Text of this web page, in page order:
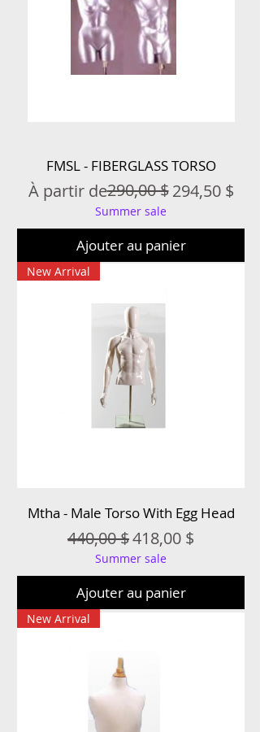
FMSL - FIBERGLASS TORSO
À partir de
Prix original290,00 $ 294,50 $
Prix promotionnel
Summer sale
Ajouter au panier
New Arrival
Mtha - Male Torso With Egg Head
Prix original
440,00 $Prix promotionnel
418,00 $
Summer sale
Ajouter au panier
New Arrival